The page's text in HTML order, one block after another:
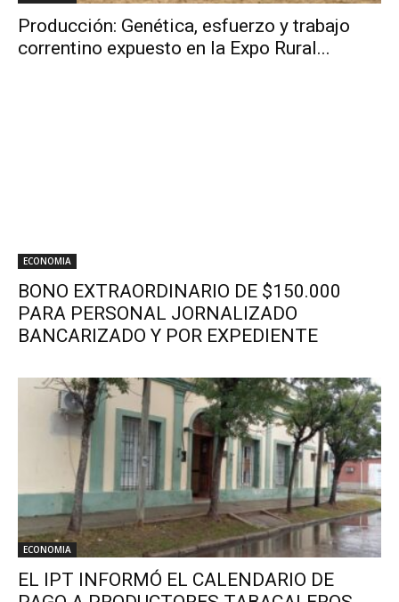
Producción: Genética, esfuerzo y trabajo
correntino expuesto en la Expo Rural...
ECONOMIA
BONO EXTRAORDINARIO DE $150.000
PARA PERSONAL JORNALIZADO
BANCARIZADO Y POR EXPEDIENTE
ECONOMIA
EL IPT INFORMÓ EL CALENDARIO DE